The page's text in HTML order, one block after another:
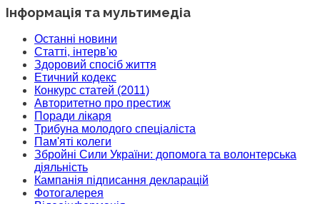
Інформація та мультимедіа
Останні новини
Статті, інтерв'ю
Здоровий спосіб життя
Етичний кодекс
Конкурс статей (2011)
Авторитетно про престиж
Поради лікаря
Трибуна молодого спеціаліста
Пам'яті колеги
Збройні Сили України: допомога та волонтерська
діяльність
Кампанія підписання декларацій
Фотогалерея